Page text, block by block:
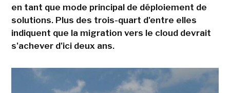
en tant que mode principal de déploiement de
solutions. Plus des trois-quart d'entre elles
indiquent que la migration vers le cloud devrait
s'achever d'ici deux ans.